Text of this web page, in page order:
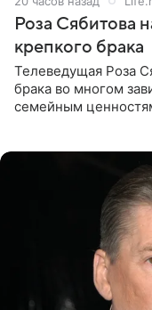
Роза Сябитова
крепкого брака
Телеведущая Роза
брака во многом
семейным